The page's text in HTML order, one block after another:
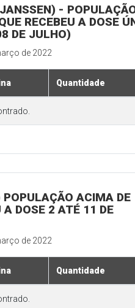
-
RECEBEU A DOSE
DE JULHO)
de 2022
Quantidade
POPULAÇÃO ACIMA DE
A DOSE 2 ATÉ 11 DE
de 2022
Quantidade